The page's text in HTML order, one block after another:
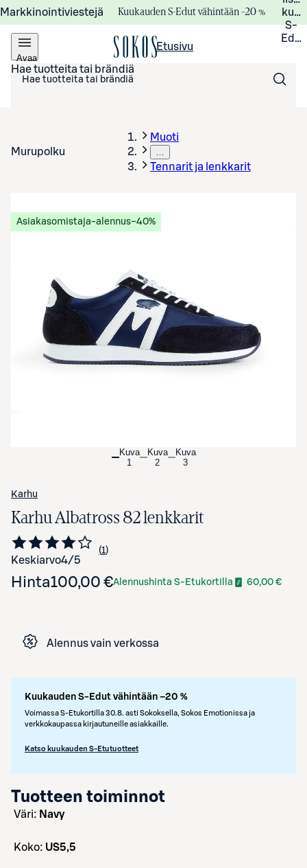
Markkinointiviestejä Kuukauden S-Edut vähintään –20 %
S-
Avaa
valikko
Etusivu
Hae tuotteita tai brändiä
Murupolku
Muoti
…
Tennarit ja lenkkarit
Avaa tuotekuva suurennettuna
Asiakasomistaja-alennus−40%
Kuva
1
Kuva
2
Kuva
3
Karhu
Karhu Albatross 82 lenkkarit
Keskiarvo4/5 Siirry arvioihin
1
kappale
Hinta100,00 €Alennushinta S-Etukortilla 60,00 €
Alennus vain verkossa
Kuukauden S-Edut vähintään –20 %
Voimassa S-Etukortilla 30.8. asti Sokoksella, Sokos Emotionissa ja
verkkokaupassa kirjautuneille asiakkaille.
Katso kuukauden S-Etutuotteet
Tuotteen toiminnot
väri: Navy
koko: US5,5